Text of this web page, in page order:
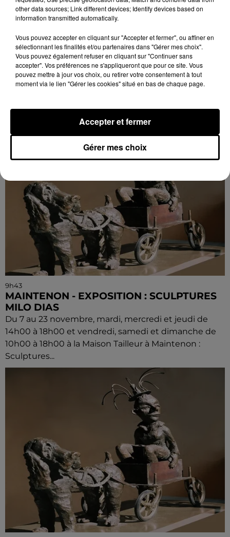
MAINTENON - EXPOSITION : SCULPTURES
MILO DIAS
Du 7 au 23 novembre, mardi, mercredi et jeudi de
14h00 à 18h00 et vendredi, samedi et dimanche de
10h00 à 18h00 à la Maison Tailleur à Maintenon :
9h43
MAINTENON - EXPOSITION : SCULPTURES
MILO DIAS
Du 7 au 23 novembre, mardi, mercredi et jeudi de
14h00 à 18h00 et vendredi, samedi et dimanche de
10h00 à 18h00 à la Maison Tailleur à Maintenon :
Sculptures...
other data sources; Link different devices; Identify devices based on
information transmitted automatically.
Vous pouvez accepter en cliquant sur "Accepter et fermer", ou affiner en
sélectionnant les finalités et/ou partenaires dans "Gérer mes choix".
Vous pouvez également refuser en cliquant sur "Continuer sans
accepter". Vos préférences ne s'appliqueront que pour ce site. Vous
pouvez mettre à jour vos choix, ou retirer votre consentement à tout
moment via le lien "Gérer les cookies" situé en bas de chaque page.
Gérer mes choix
Accepter et fermer